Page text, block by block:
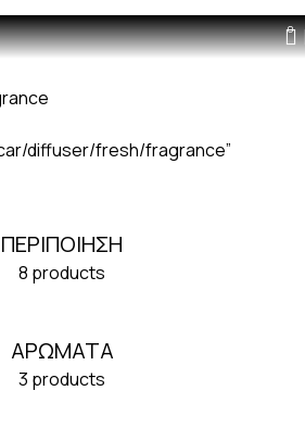
0
diffuser/fresh/fragrance”
ΠΕΡΙΠΟΊΗΣΗ
8 products
ΑΡΩΜΑΤΑ
3 products